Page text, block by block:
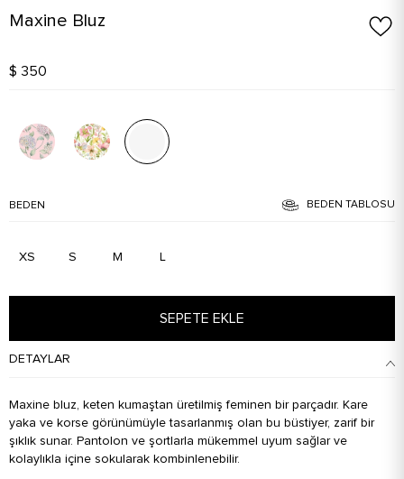
Maxine Bluz
$ 350
BEDEN BEDEN TABLOSU
XS S M L
SEPETE EKLE
DETAYLAR
Maxine bluz, keten kumaştan üretilmiş feminen bir parçadır. Kare
yaka ve korse görünümüyle tasarlanmış olan bu büstiyer, zarif bir
şıklık sunar. Pantolon ve şortlarla mükemmel uyum sağlar ve
kolaylıkla içine sokularak kombinlenebilir.